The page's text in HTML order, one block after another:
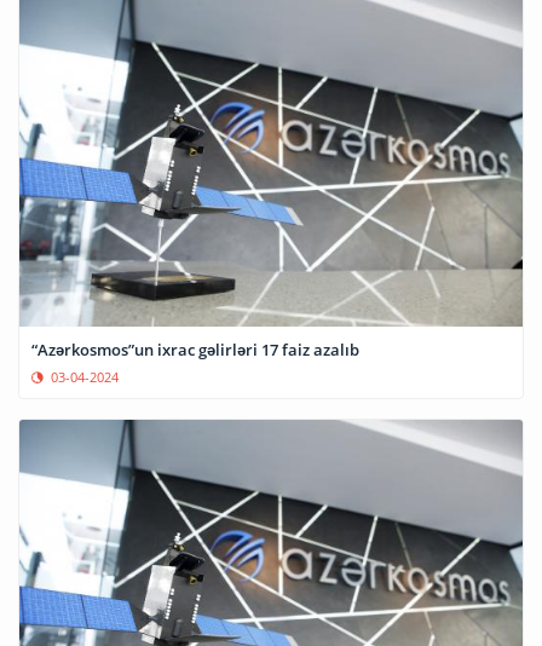
“Azərkosmos”un ixrac gəlirləri 17 faiz azalıb
03-04-2024